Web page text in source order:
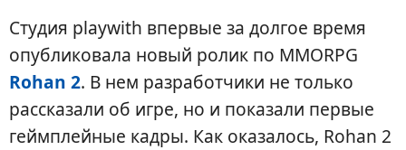
Студия playwith впервые за долгое время
опубликовала новый ролик по MMORPG
Rohan 2. В нем разработчики не только
рассказали об игре, но и показали первые
геймплейные кадры. Как оказалось, Rohan 2